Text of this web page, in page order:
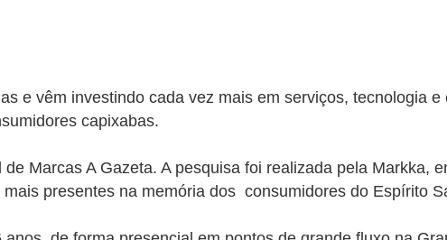
e vêm investindo cada vez mais em serviços, tecnologia
capixabas.
Marcas A Gazeta. A pesquisa foi realizada pela Markka,
presentes na memória dos consumidores do Espírito